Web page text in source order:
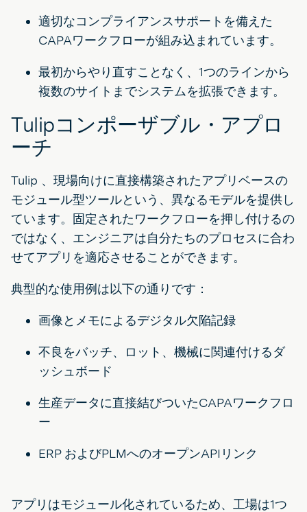
適切なコンプライアンスサポートを備えた
CAPAワークフローが組み込まれています。
最初からやり直すことなく、1つのラインから
複数のサイトまでシステムを拡張できます。
Tulipコンポーザブル・アプロ
ーチ
Tulip 、現場向けに直接構築されたアプリベースの
モジュール型ツールという、異なるモデルを提供し
ています。固定されたワークフローを押し付けるの
ではなく、エンジニアは自分たちのプロセスに合わ
せてアプリを適応させることができます。
典型的な使用例は以下の通りです：
画像とメモによるデジタル欠陥記録
不良をバッチ、ロット、機械に関連付けるダ
ッシュボード
生産データに直接結びついたCAPAワークフロ
ー
ERP およびPLMへのオープンAPIリンク
アプリはモジュール化されているため、工場は1つ